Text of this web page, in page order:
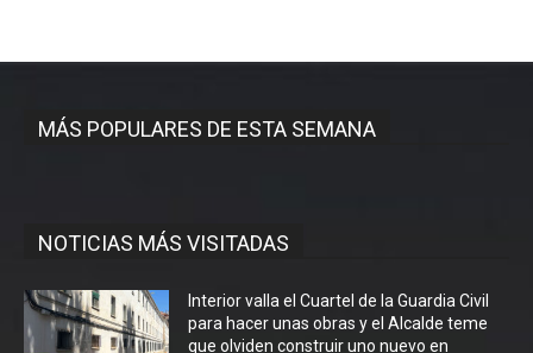
MÁS POPULARES DE ESTA SEMANA
NOTICIAS MÁS VISITADAS
Interior valla el Cuartel de la Guardia Civil
para hacer unas obras y el Alcalde teme
que olviden construir uno nuevo en